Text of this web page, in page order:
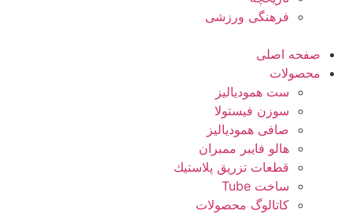
فرهنگی ورزشی
صفحه اصلی
محصولات
ست همودیالیز
سوزن فیستولا
صافی همودیالیز
هالو فایبر ممبران
قطعات تزريق پلاستيك
ساخت Tube
کاتالوگ محصولات